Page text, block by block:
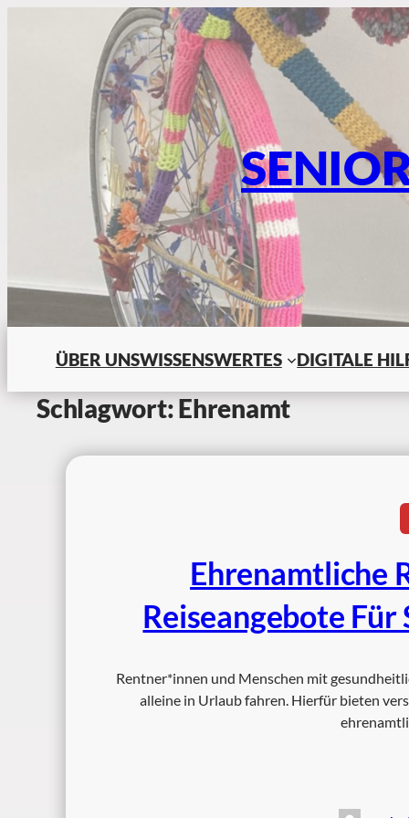
ÜBER UNSWISSENSWERTES DIGITALE
Schlagwort:Ehrenamt
Ehrenamtliche
Reiseangebote
Rentner*innen und Menschen mit
alleine in Urlaub fahren. Hierfür bieten